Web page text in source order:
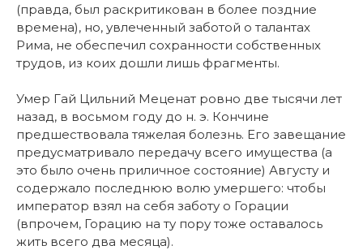
(правда, был раскритикован в более поздние
времена), но, увлеченный заботой о талантах
Рима, не обеспечил сохранности собственных
трудов, из коих дошли лишь фрагменты.
Умер Гай Цильний Меценат ровно две тысячи лет
назад, в восьмом году до н. э. Кончине
предшествовала тяжелая болезнь. Его завещание
предусматривало передачу всего имущества (а
это было очень приличное состояние) Августу и
содержало последнюю волю умершего: чтобы
император взял на себя заботу о Горации
(впрочем, Горацию на ту пору тоже оставалось
жить всего два месяца).